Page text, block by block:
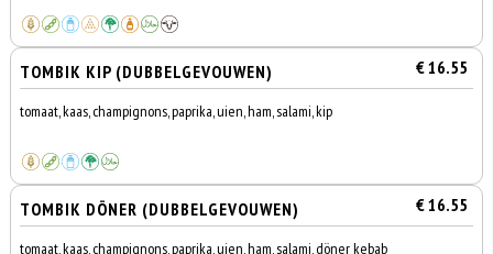
TOMBIK KIP (DUBBELGEVOUWEN) € 16.55
tomaat, kaas, champignons, paprika, uien, ham, salami, kip
TOMBIK DÖNER (DUBBELGEVOUWEN) € 16.55
tomaat, kaas, champignons, paprika, uien, ham, salami, döner kebab